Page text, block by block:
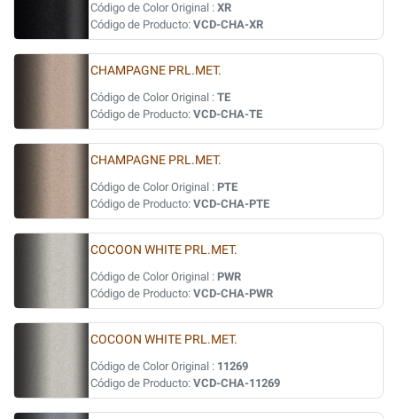
Código de Color Original : XR
Código de Producto: VCD-CHA-XR
CHAMPAGNE PRL.MET.
Código de Color Original : TE
Código de Producto: VCD-CHA-TE
CHAMPAGNE PRL.MET.
Código de Color Original : PTE
Código de Producto: VCD-CHA-PTE
COCOON WHITE PRL.MET.
Código de Color Original : PWR
Código de Producto: VCD-CHA-PWR
COCOON WHITE PRL.MET.
Código de Color Original : 11269
Código de Producto: VCD-CHA-11269